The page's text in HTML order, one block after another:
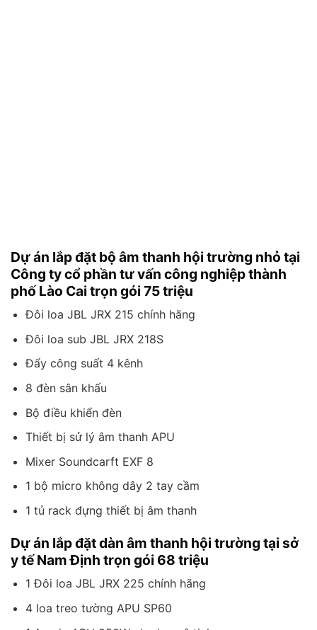
Dự án lắp đặt bộ âm thanh hội trường nhỏ tại
Công ty cổ phần tư vấn công nghiệp thành
phố Lào Cai trọn gói 75 triệu
Đôi loa JBL JRX 215 chính hãng
Đôi loa sub JBL JRX 218S
Đẩy công suất 4 kênh
8 đèn sân khấu
Bộ điều khiển đèn
Thiết bị sử lý âm thanh APU
Mixer Soundcarft EXF 8
1 bộ micro không dây 2 tay cầm
1 tủ rack đựng thiết bị âm thanh
Dự án lắp đặt dàn âm thanh hội trường tại sở
y tế Nam Định trọn gói 68 triệu
1 Đôi loa JBL JRX 225 chính hãng
4 loa treo tường APU SP60